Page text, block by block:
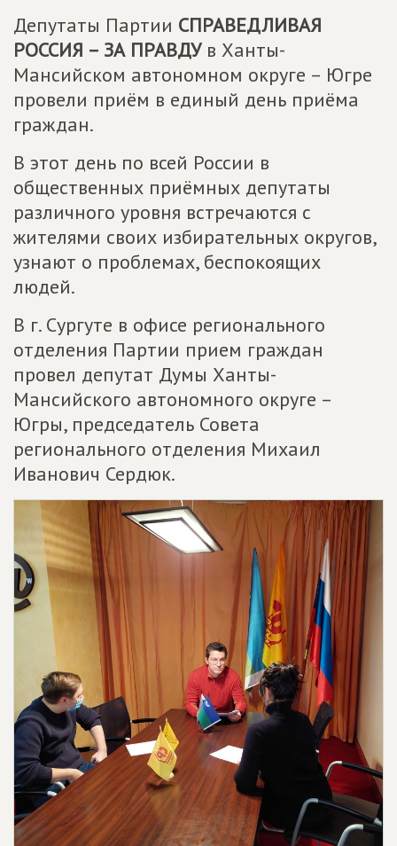
Депутаты Партии СПРАВЕДЛИВАЯ
РОССИЯ – ЗА ПРАВДУв Ханты-
Мансийском автономном округе – Югре
провели приём в единый день приёма
граждан.
В этот день по всей России в
общественных приёмных депутаты
различного уровня встречаются с
жителями своих избирательных округов,
узнают о проблемах, беспокоящих
людей.
В г. Сургуте в офисе регионального
отделения Партии прием граждан
провел депутат Думы Ханты-
Мансийского автономного округе –
Югры, председатель Совета
регионального отделения Михаил
Иванович Сердюк.